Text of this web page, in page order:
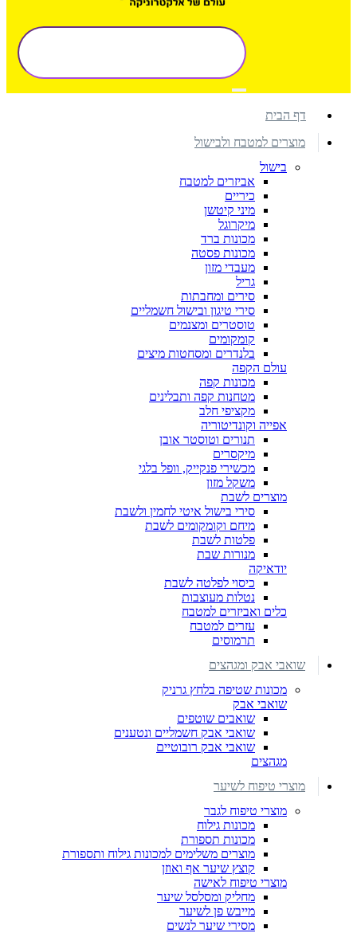
דף הבית
מוצרים למטבח ולבישול
בישול
אביזרים למטבח
כיריים
מיני קיטשן
מיקרוגל
מכונות ברד
מכונות פסטה
מעבדי מזון
גריל
סירים ומחבתות
סירי טיגון ובישול חשמליים
טוסטרים ומצנמים
קומקומים
בלנדרים ומסחטות מיצים
עולם הקפה
מכונות קפה
מטחנות קפה ותבלינים
מקציפי חלב
אפייה וקונדיטוריה
תנורים וטוסטר אובן
מיקסרים
מכשירי פנקייק, וופל בלגי
משקל מזון
מוצרים לשבת
סירי בישול איטי לחמין ולשבת
מיחם וקומקומים לשבת
פלטות לשבת
מנורות שבת
יודאיקה
כיסוי לפלטה לשבת
נטלות מעוצבות
כלים ואביזרים למטבח
עזרים למטבח
תרמוסים
שואבי אבק ומגהצים
מכונות שטיפה בלחץ גרניק
שואבי אבק
שואבים שוטפים
שואבי אבק חשמליים ונטענים
שואבי אבק רובוטיים
מגהצים
מוצרי טיפוח לשיער
מוצרי טיפוח לגבר
מכונות גילוח
מכונות תספורת
מוצרים משלימים למכונות גילוח ותספורת
קוצץ שיער אף ואוזן
מוצרי טיפוח לאישה
מחליק ומסלסל שיער
מייבש פן לשיער
מסירי שיער לנשים